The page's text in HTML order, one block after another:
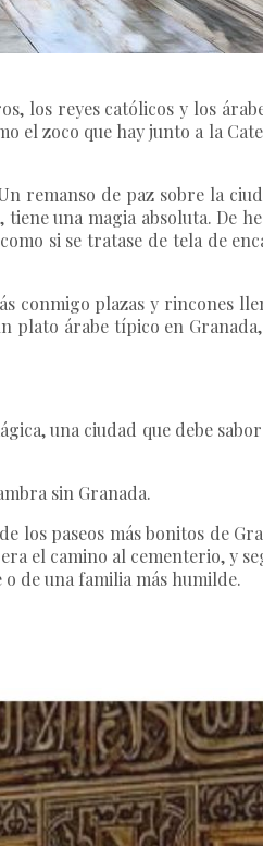
los reyes católicos y los
el zoco que hay junto a la
remanso de paz sobre la
una magia absoluta. De
si se tratase de tela de
conmigo plazas y rincones
plato árabe típico en
una ciudad que debe
sin Granada.
los paseos más bonitos de
el camino al cementerio, y
de una familia más humilde.